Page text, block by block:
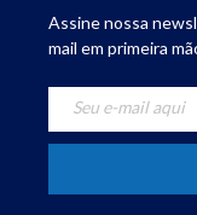
Assine nossa
mail em primeira